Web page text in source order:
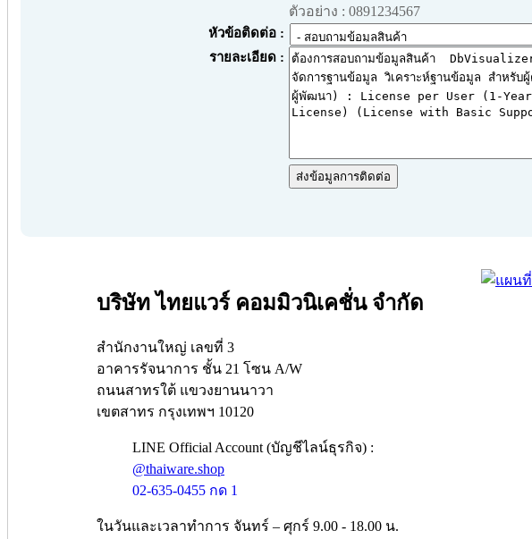
ตัวอย่าง : 0891234567
หัวข้อติดต่อ :
รายละเอียด :
บริษัท ไทยแวร์ คอมมิวนิเคชั่น จำกัด
สำนักงานใหญ่ เลขที่ 3
อาคารรัจนาการ ชั้น 21 โซน A/W
ถนนสาทรใต้ แขวงยานนาวา
เขตสาทร กรุงเทพฯ 10120
LINE Official Account (บัญชีไลน์ธุรกิจ) :
@thaiware.shop
02-635-0455 กด 1
ในวันและเวลาทำการ จันทร์ – ศุกร์ 9.00 - 18.00 น.